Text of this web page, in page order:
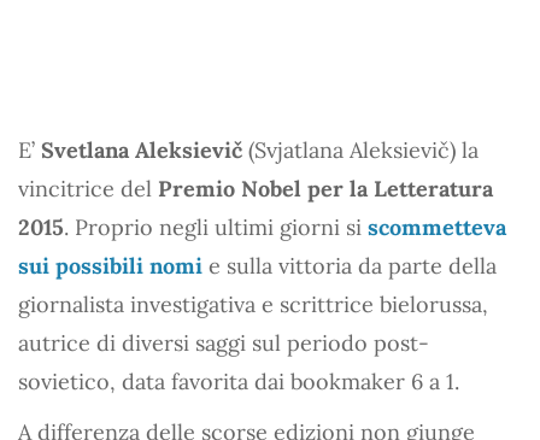
E’ Svetlana Aleksievič (Svjatlana Aleksievič) la
vincitrice del Premio Nobel per la Letteratura
2015. Proprio negli ultimi giorni si scommetteva
sui possibili nomi e sulla vittoria da parte della
giornalista investigativa e scrittrice bielorussa,
autrice di diversi saggi sul periodo post-
sovietico, data favorita dai bookmaker 6 a 1.
A differenza delle scorse edizioni non giunge